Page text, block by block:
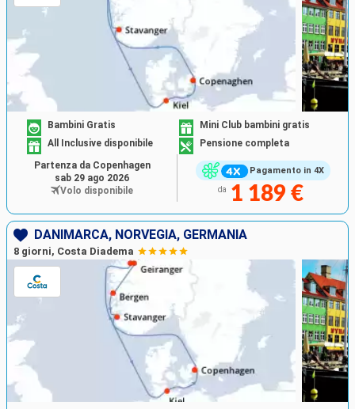
Pagamento in 4X
Bambini Gratis
Mini Club bambini gratis
All Inclusive disponibile
Pensione completa
da 1 189 €
Partenza da Copenhagen
sab 29 ago 2026
Volo disponibile
DANIMARCA, NORVEGIA, GERMANIA
8 giorni, Costa Diadema